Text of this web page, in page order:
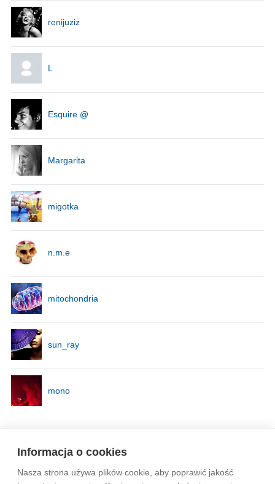
Informacja o cookies
Nasza strona używa plików cookie, aby poprawić jakość
renijuziz
L
Esquire @
Margarita
migotka
n.m.e
mitochondria
sun_ray
mono
Wytyczne dla społeczności Regulamin Prywatność